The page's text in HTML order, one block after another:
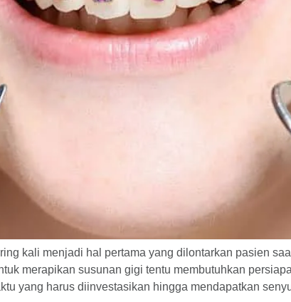
kali menjadi hal pertama yang dilontarkan pasien
merapikan susunan gigi tentu membutuhkan
yang harus diinvestasikan hingga mendapatkan